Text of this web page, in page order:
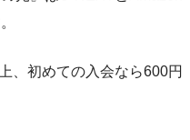
、初めての入会なら600円